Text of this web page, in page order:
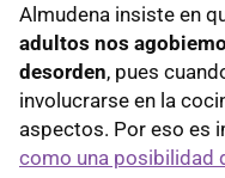
Almudena insiste en
adultos nos
desorden, pues
involucrarse en la
aspectos. Por eso es
como una posibilidad